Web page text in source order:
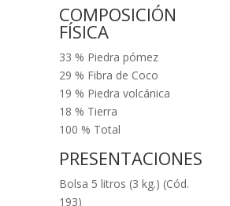
COMPOSICIÓN
FÍSICA
33 % Piedra pómez
29 % Fibra de Coco
19 % Piedra volcánica
18 % Tierra
100 % Total
PRESENTACIONES
Bolsa 5 litros (3 kg.) (Cód.
193)